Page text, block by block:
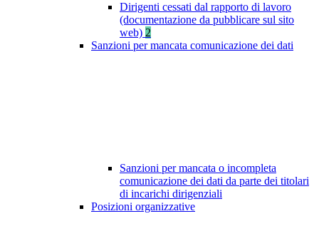
Dirigenti cessati dal rapporto di lavoro
(documentazione da pubblicare sul sito
web) 2
Sanzioni per mancata comunicazione dei dati
Sanzioni per mancata o incompleta
comunicazione dei dati da parte dei titolari
di incarichi dirigenziali
Posizioni organizzative